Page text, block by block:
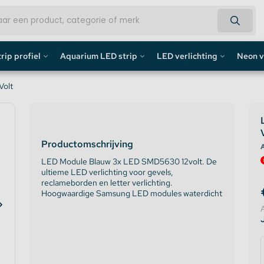
profiel
profiel
/ Gipsplaten Profiel
Aquarium LED strip
Aquarium LED Balken
LED verlichting
Overig
Neon
Neon
Productomschrijving
LED Module Blauw 3x LED SMD5630 12volt. De
ultieme LED verlichting voor gevels,
reclameborden en letter verlichting.
Hoogwaardige Samsung LED modules waterdicht